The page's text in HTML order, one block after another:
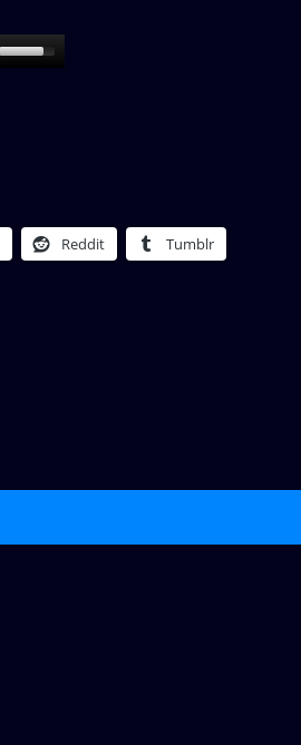
Reddit Tumblr